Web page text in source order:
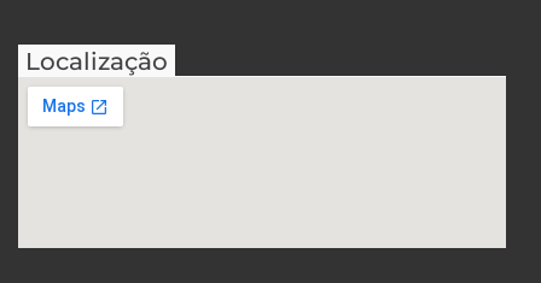
Localização